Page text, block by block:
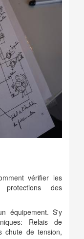
vérifier les
des
équipement. S'y
Relais de
chute de tension,